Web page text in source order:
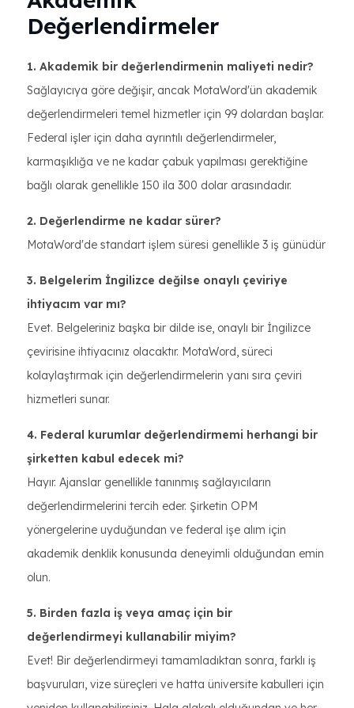
Değerlendirmeler
1. Akademik bir değerlendirmenin maliyeti nedir?
Sağlayıcıya göre değişir, ancak MotaWord'ün akademik
değerlendirmeleri temel hizmetler için 99 dolardan başlar.
Federal işler için daha ayrıntılı değerlendirmeler,
karmaşıklığa ve ne kadar çabuk yapılması gerektiğine
bağlı olarak genellikle 150 ila 300 dolar arasındadır.
2. Değerlendirme ne kadar sürer?
MotaWord'de standart işlem süresi genellikle 3 iş günüdür
3. Belgelerim İngilizce değilse onaylı çeviriye
ihtiyacım var mı?
Evet. Belgeleriniz başka bir dilde ise, onaylı bir İngilizce
çevirisine ihtiyacınız olacaktır. MotaWord, süreci
kolaylaştırmak için değerlendirmelerin yanı sıra çeviri
hizmetleri sunar.
4. Federal kurumlar değerlendirmemi herhangi bir
şirketten kabul edecek mi?
Hayır. Ajanslar genellikle tanınmış sağlayıcıların
değerlendirmelerini tercih eder. Şirketin OPM
yönergelerine uyduğundan ve federal işe alım için
akademik denklik konusunda deneyimli olduğundan emin
olun.
5. Birden fazla iş veya amaç için bir
değerlendirmeyi kullanabilir miyim?
Evet! Bir değerlendirmeyi tamamladıktan sonra, farklı iş
başvuruları, vize süreçleri ve hatta üniversite kabulleri için